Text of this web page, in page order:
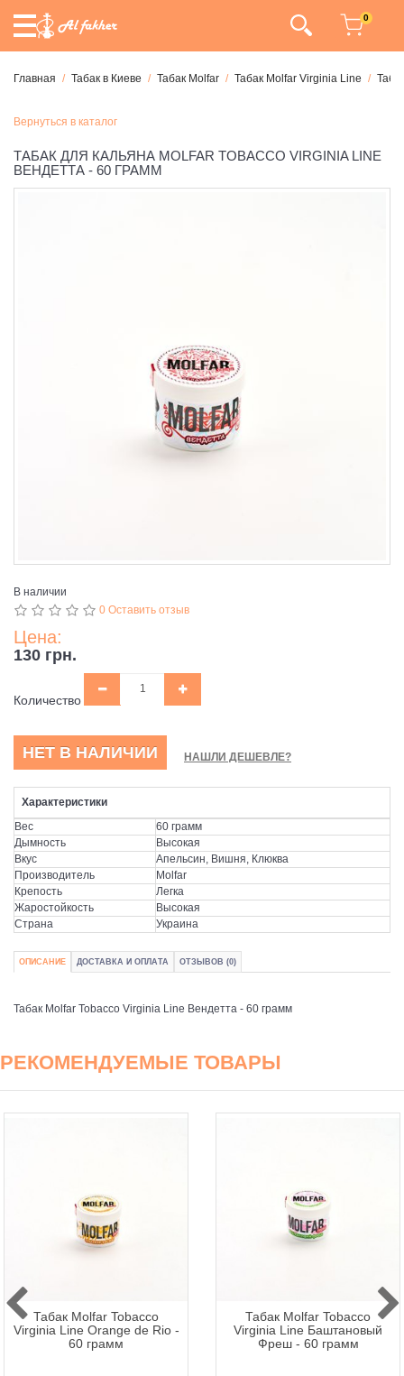
0
Главная Табак в Киеве Табак Molfar Табак Molfar Virginia Line
Вернуться в каталог
ТАБАК ДЛЯ КАЛЬЯНА MOLFAR TOBACCO VIRGINIA LINE
ВЕНДЕТТА - 60 ГРАММ
В наличии
0 Оставить отзыв
Цена:
130 грн.
Количество
НЕТ В НАЛИЧИИ НАШЛИ ДЕШЕВЛЕ?
Характеристики
Вес
60 грамм
Дымность
Высокая
Вкус
Апельсин, Вишня, Клюква
Производитель
Molfar
Крепость
Легка
Жаростойкость
Высокая
Страна
Украина
ОПИСАНИЕ ДОСТАВКА И ОПЛАТА ОТЗЫВОВ (0)
Табак Molfar Tobacco Virginia Line Вендетта - 60 грамм
РЕКОМЕНДУЕМЫЕ ТОВАРЫ
Табак Molfar Tobacco
Virginia Line Orange de Rio -
60 грамм
Табак Molfar Tobacco
Virginia Line Баштановый
Фреш - 60 грамм